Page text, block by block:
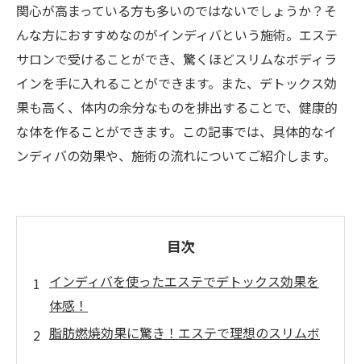
関心が高まっている方も多いのではないでしょうか？そ
んな方におすすめなのがインディバという施術。エステ
サロンで受けることができ、驚くほどスリムなボディラ
インを手に入れることができます。また、デトックス効
果も高く、体内の余分なものを排出することで、健康的
な体を作ることができます。この記事では、具体的なイ
ンディバの効果や、施術の流れについてご紹介します。
目次
インディバを使ったエステでデトックス効果を
体感！
脂肪燃焼効果に驚き！エステで理想のスリムボ